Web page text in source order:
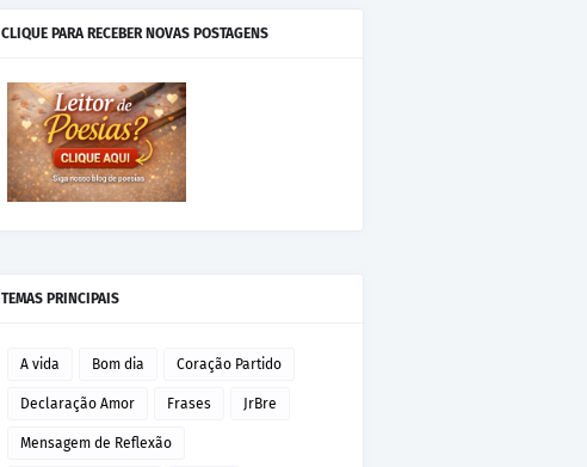
CLIQUE PARA RECEBER NOVAS POSTAGENS
TEMAS PRINCIPAIS
A vida Bom dia Coração Partido
Declaração Amor Frases JrBre
Mensagem de Reflexão